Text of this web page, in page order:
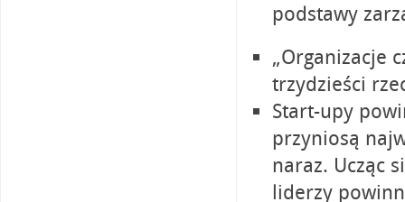
podstawy
„Organizacje
trzydzieści
Start-upy
przyniosą
naraz. Ucząc
liderzy